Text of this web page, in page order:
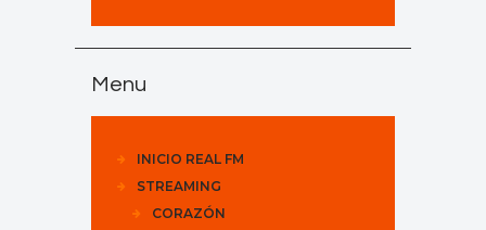
Menu
INICIO REAL FM
STREAMING
CORAZÓN